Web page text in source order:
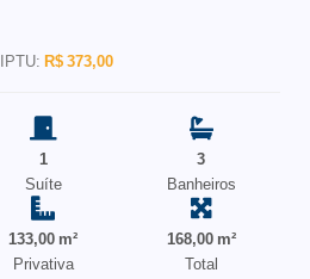
IPTU: R$ 373,00
1
Suíte
3
Banheiros
133,00 m²
Privativa
168,00 m²
Total